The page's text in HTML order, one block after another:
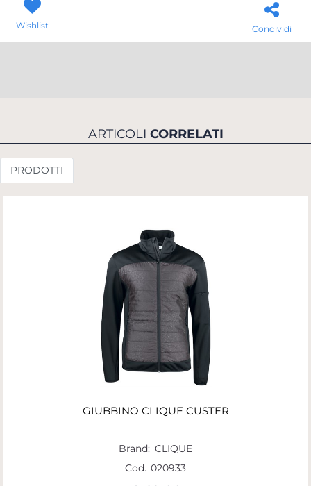
Wishlist Condividi
ARTICOLI CORRELATI
PRODOTTI
GIUBBINO CLIQUE CUSTER
Brand: CLIQUE
Cod. 020933